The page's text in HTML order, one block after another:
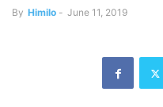
By Himilo - June 11, 2019